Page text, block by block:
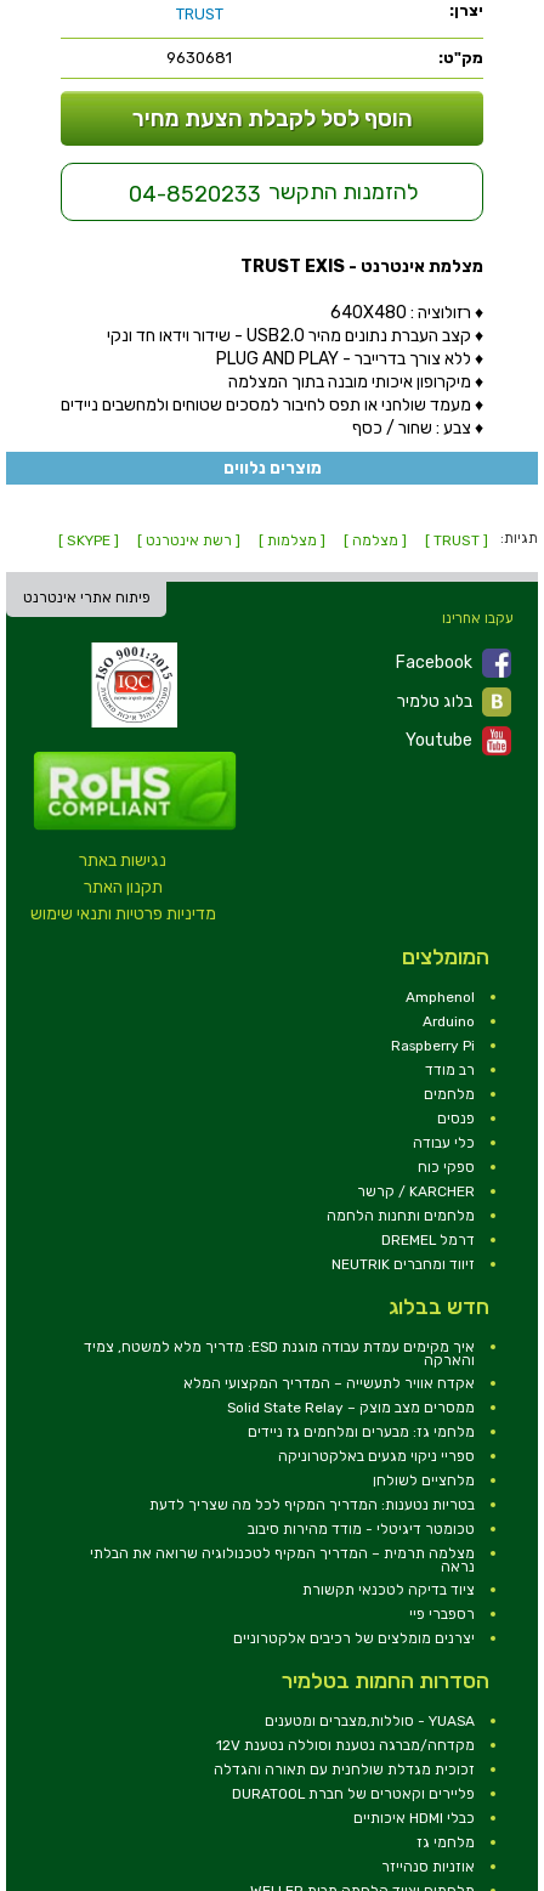
יצרן: TRUST
מק"ט: 9630681
הוסף לסל לקבלת הצעת מחיר
להזמנות התקשר 04-8520233
מצלמת אינטרנט - TRUST EXIS
♦ רזולוציה : 640X480
♦ קצב העברת נתונים מהיר USB2.0 - שידור וידאו חד ונקי
♦ ללא צורך בדרייבר - PLUG AND PLAY
♦ מיקרופון איכותי מובנה בתוך המצלמה
♦ מעמד שולחני או תפס לחיבור למסכים שטוחים ולמחשבים ניידים
♦ צבע : שחור / כסף
מוצרים נלווים
תגיות: [ TRUST ] [ מצלמה ] [ מצלמות ] [ רשת אינטרנט ] [ SKYPE ]
פיתוח אתרי אינטרנט
נגישות באתר
תקנון האתר
מדיניות פרטיות ותנאי שימוש
עקבו אחרינו
Facebook
Youtube
המומלצים
Amphenol
Arduino
Raspberry Pi
רב מודד
מלחמים
פנסים
כלי עבודה
ספקי כוח
KARCHER / קרשר
מלחמים ותחנות הלחמה
דרמל DREMEL
זיווד ומחברים NEUTRIK
חדש בבלוג
איך מקימים עמדת עבודה מוגנת ESD: מדריך מלא למשטח, צמיד
והארקה
אקדח אוויר לתעשייה – המדריך המקצועי המלא
ממסרים מצב מוצק – Solid State Relay
מלחמי גז: מבערים ומלחמים גז ניידים
ספריי ניקוי מגעים באלקטרוניקה
מלחציים לשולחן
בטריות נטענות: המדריך המקיף לכל מה שצריך לדעת
טכומטר דיגיטלי - מודד מהירות סיבוב
מצלמה תרמית – המדריך המקיף לטכנולוגיה שרואה את הבלתי
נראה
ציוד בדיקה לטכנאי תקשורת
רספברי פיי
יצרנים מומלצים של רכיבים אלקטרוניים
הסדרות החמות בטלמיר
YUASA - סוללות,מצברים ומטענים
מקדחה/מברגה נטענת וסוללה נטענת 12V
זכוכית מגדלת שולחנית עם תאורה והגדלה
פליירים וקאטרים של חברת DURATOOL
כבלי HDMI איכותיים
מלחמי גז
אוזניות סנהייזר